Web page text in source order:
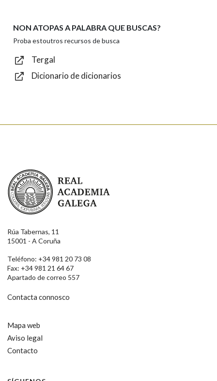
Texto de verificación
NON ATOPAS A PALABRA QUE BUSCAS?
Proba estoutros recursos de busca
Tergal
Dicionario de dicionarios
Real Academia Galega
Rúa Tabernas, 11
15001 - A Coruña
Teléfono: +34 981 20 73 08
Fax: +34 981 21 64 67
Apartado de correo 557
Contacta connosco
Mapa web
Aviso legal
Contacto